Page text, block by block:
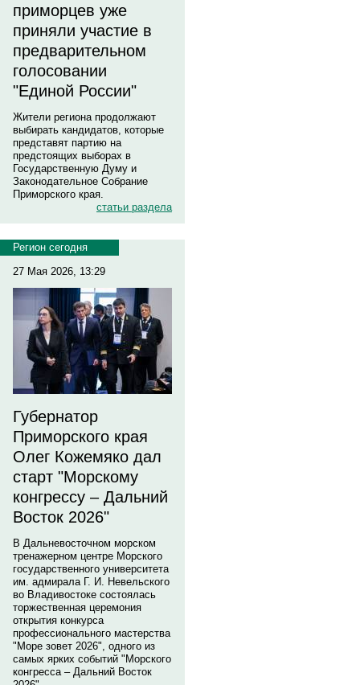
приморцев уже
приняли участие в
предварительном
голосовании
"Единой России"
Жители региона продолжают
выбирать кандидатов, которые
представят партию на
предстоящих выборах в
Государственную Думу и
Законодательное Собрание
Приморского края.
статьи раздела
Регион сегодня
27 Мая 2026, 13:29
Губернатор
Приморского края
Олег Кожемяко дал
старт "Морскому
конгрессу – Дальний
Восток 2026"
В Дальневосточном морском
тренажерном центре Морского
государственного университета
им. адмирала Г. И. Невельского
во Владивостоке состоялась
торжественная церемония
открытия конкурса
профессионального мастерства
"Море зовет 2026", одного из
самых ярких событий "Морского
конгресса – Дальний Восток